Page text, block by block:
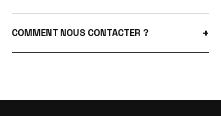
COMMENT NOUS CONTACTER ?